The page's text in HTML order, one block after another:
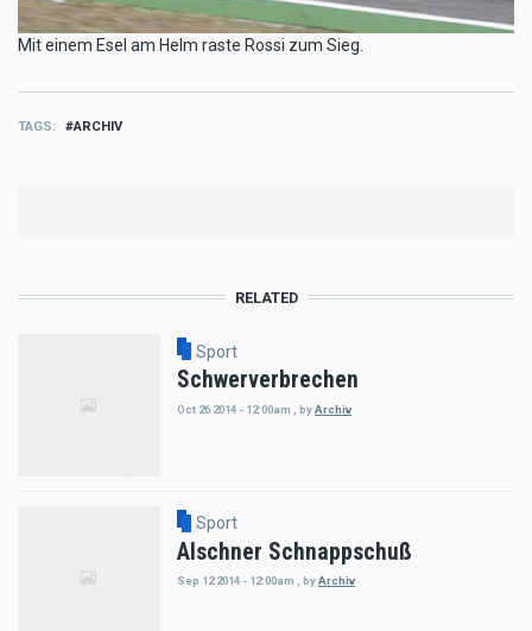
Mit einem Esel am Helm raste Rossi zum Sieg.
TAGS ARCHIV
RELATED
Sport
Schwerverbrechen
Oct 26 2014 - 12:00am byArchiv
Sport
Alschner Schnappschuß
Sep 12 2014 - 12:00am , byArchiv